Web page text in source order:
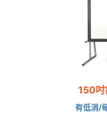
150吋
有低消/